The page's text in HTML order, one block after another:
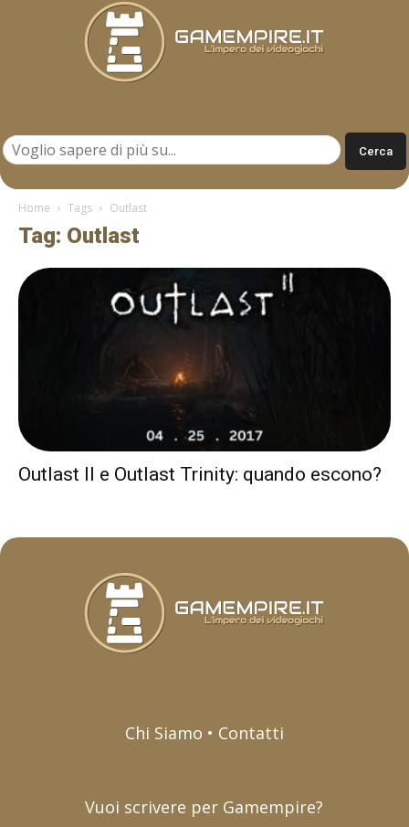
Home Tags Outlast
Tag: Outlast
Outlast II e Outlast Trinity: quando escono?
Chi Siamo • Contatti
Vuoi scrivere per Gamempire?